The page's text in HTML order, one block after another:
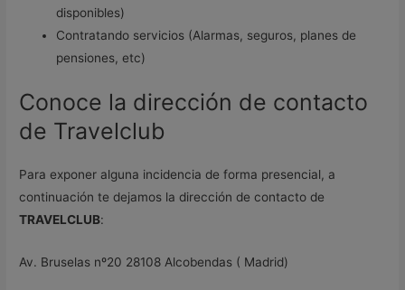
disponibles)
Contratando servicios (Alarmas, seguros, planes de
pensiones, etc)
Conoce la dirección de contacto
de Travelclub
Para exponer alguna incidencia de forma presencial, a
continuación te dejamos la dirección de contacto de
TRAVELCLUB:
Av. Bruselas nº20 28108 Alcobendas ( Madrid)